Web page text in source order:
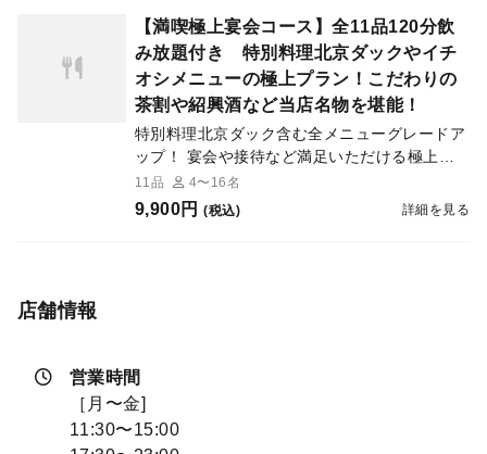
【満喫極上宴会コース】全11品120分飲
み放題付き 特別料理北京ダックやイチ
オシメニューの極上プラン！こだわりの
茶割や紹興酒など当店名物を堪能！
特別料理北京ダック含む全メニューグレードア
ップ！ 宴会や接待など満足いただける極上コ
ース！ 生ビール、紹興酒、こだわりのお茶割
りも飲み放題！
11品 4〜16名
9,900円 (税込) 詳細を見る
店舗情報
営業時間
［月〜金]
11:30〜15:00